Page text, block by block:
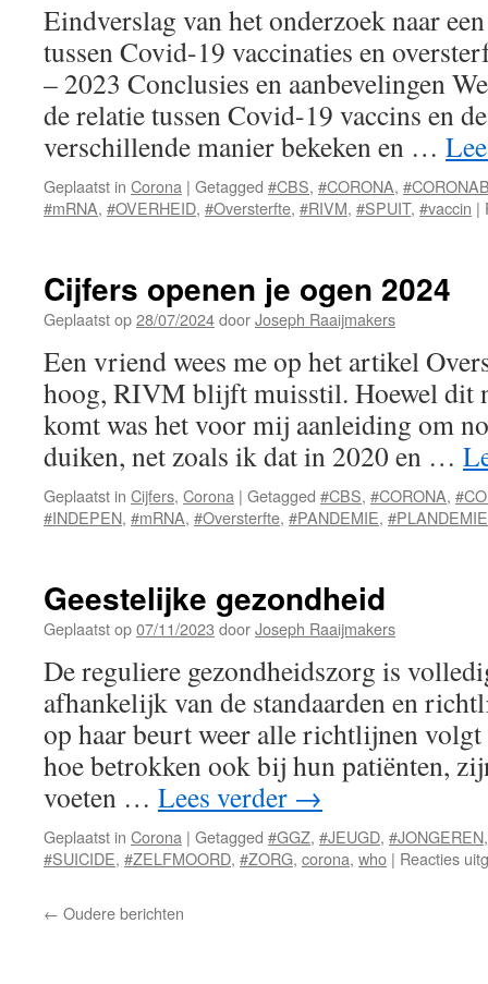
Eindverslag van het onderzoek naar
tussen Covid-19 vaccinaties en
– 2023 Conclusies en aanbevelingen
de relatie tussen Covid-19 vaccins en
verschillende manier bekeken en …
Geplaatst in Corona | Getagged #CBS, #CORONA,
#mRNA, #OVERHEID, #Oversterfte, #RIVM, #SPUIT, #vaccin |
Cijfers openen je ogen 2024
Geplaatst op28/07/2024doorJoseph Raaijmakers
Een vriend wees me op het artikel
hoog, RIVM blijft muisstil. Hoewel dit
komt was het voor mij aanleiding om
duiken, net zoals ik dat in 2020 en …
Geplaatst in Cijfers, Corona | Getagged #CBS, #CORONA,
#INDEPEN, #mRNA, #Oversterfte, #PANDEMIE, #PLANDEMIE
Geestelijke gezondheid
Geplaatst op07/11/2023 doorJoseph Raaijmakers
De reguliere gezondheidszorg is
afhankelijk van de standaarden en
op haar beurt weer alle richtlijnen
hoe betrokken ook bij hun patiënten,
voeten … Lees verder →
Geplaatst in Corona | Getagged #GGZ, #JEUGD, #JONGEREN
#SUICIDE, #ZELFMOORD, #ZORG, corona, who | Reacties
← Oudere berichten